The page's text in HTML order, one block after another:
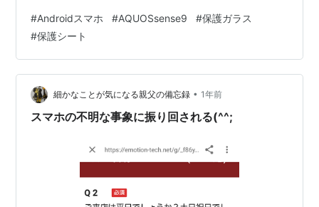
に100円ショップで手に入れようとするのですが、最近の
100均に置いてあるのはiPhone用ばかり。iPhone用は型
式ごとに豊富に揃っています。ところが私のAndroidスマ
ホ用に使えそうなのは、フリーサイズでカットして使う
ものに限られ、最近はこのフリーサイズのものさえ置い
てあるところが…
#Androidスマホ #AQUOSsense9 #保護ガラス
#保護シート
細かなことが気になる親父の備忘録 • 1年前
スマホの不明な事象に振り回される(^^;